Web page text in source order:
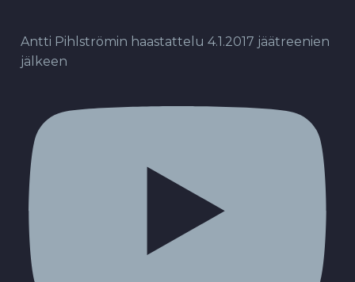
Antti Pihlströmin haastattelu 4.1.2017 jäätreenien
jälkeen